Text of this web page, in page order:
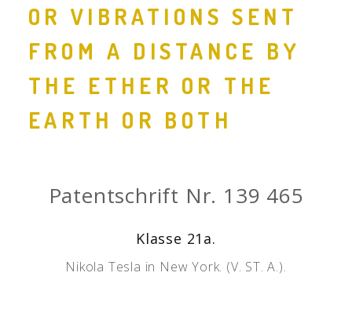
OR VIBRATIONS SENT
FROM A DISTANCE BY
THE ETHER OR THE
EARTH OR BOTH
Patentschrift Nr. 139 465
Klasse 21a.
Nikola Tesla in New York. (V. ST. A.).